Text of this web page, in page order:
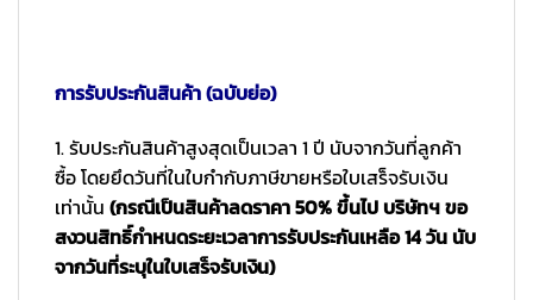
การรับประกันสินค้า (ฉบับย่อ)
1. รับประกันสินค้าสูงสุดเป็นเวลา 1 ปี นับจากวันที่ลูกค้า
ซื้อ โดยยึดวันที่ในใบกำกับภาษีขายหรือใบเสร็จรับเงิน
เท่านั้น (กรณีเป็นสินค้าลดราคา 50% ขึ้นไป บริษัทฯ ขอ
สงวนสิทธิ์กำหนดระยะเวลาการรับประกันเหลือ 14 วัน นับ
จากวันที่ระบุในใบเสร็จรับเงิน)